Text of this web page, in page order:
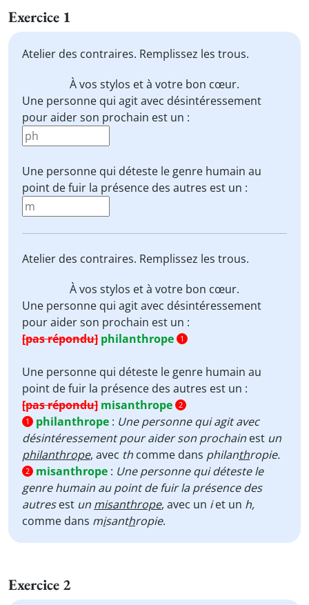
Exercice 1
Atelier des contraires. Remplissez les trous.
À vos stylos et à votre bon cœur.
Une personne qui agit avec désintéressement
pour aider son prochain est un :
Une personne qui déteste le genre humain au
point de fuir la présence des autres est un :
Atelier des contraires. Remplissez les trous.
À vos stylos et à votre bon cœur.
Une personne qui agit avec désintéressement
pour aider son prochain est un :
[pas répondu] philanthrope 1
Une personne qui déteste le genre humain au
point de fuir la présence des autres est un :
[pas répondu] misanthrope 2
1
philanthrope : Une personne qui agit avec
désintéressement pour aider son prochain est un
philanthrope, avec th comme dans philanthropie.
2 misanthrope : Une personne qui déteste le
genre humain au point de fuir la présence des
autresest un misanthrope, avec un iet un h,
comme dans misanthropie.
Exercice 2